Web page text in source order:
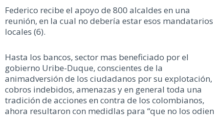
Federico recibe el apoyo de 800 alcaldes en una
reunión, en la cual no debería estar esos mandatarios
locales (6).
Hasta los bancos, sector mas beneficiado por el
gobierno Uribe-Duque, conscientes de la
animadversión de los ciudadanos por su explotación,
cobros indebidos, amenazas y en general toda una
tradición de acciones en contra de los colombianos,
ahora resultaron con medidlas para “que no los odien